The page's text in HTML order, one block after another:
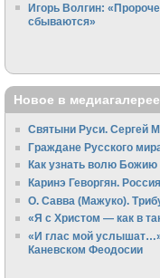
Игорь Волгин:
сбываются»
Новое в медиагалерее
Святыни Руси. Сергей
Граждане Русского
Как узнать волю
Каринэ Геворгян.
О. Савва (Мажуко).
«Я с Христом — как в
«И глас мой
Каневском Феодосии